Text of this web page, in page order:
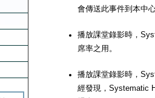
會傳送此事件到本中
播放課堂錄影時，
席率之用。
播放課堂錄影時，
經發現，Systematic